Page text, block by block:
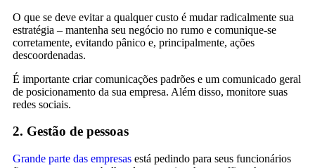
O que se deve evitar a qualquer custo é mudar radicalmente sua
estratégia – mantenha seu negócio no rumo e comunique-se
corretamente, evitando pânico e, principalmente, ações
descoordenadas.
É importante criar comunicações padrões e um comunicado geral
de posicionamento da sua empresa. Além disso, monitore suas
redes sociais.
2. Gestão de pessoas
Grande parte das empresas está pedindo para seus funcionários